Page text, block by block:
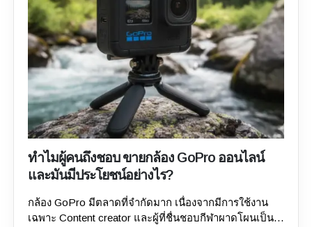
เก่ายเช่น ราคาเท่าไหร่ มีอุปกรณ์เสริมที่จำเป็นครบถ้วน
หรือไม่ และข้อกังวลอื่นๆ ที่เกี่ยวข้อง ไม่ว่าคุณจะชอบขาย
กับมืออาชีพหรือขายแบบส่วนตัว บทความนี้จะช่วยให้คุณ
คลายข้อสงสัยที่คุณและผู้ซื้ออาจมี!คำถามที่ผู้ซื้อถามเมื่อ
ซื้อกล้องมือสองจากผู้ขาย ต่อไปนี้เป็นคำถามสำคัญบาง
ประการที่ผู้ซื้ออาจถามเมื่อซื้อกล้องมือสองจากร้านรับซื้อ
กล้องเก่าไม่ว่าจะเป็นออนไลน์หรือออฟไลน์Q1: การซื้อตัว
กล้องจากตลาดสีเทาเป็นเรื่องถูกต้องหรือไม่? นี่เป็นหนึ่งใน
คำถามที่พบบ่อยที่สุดที่ผู้ซื้อมักถามเมื่อค้นหาคำว่า "ขาย
ปลอดภัย คุณจำเป็นต้องซื้อตัวกล้องในทวีปของคุณเอง คุณ
สามารถรับส่วนลดเมื่อซื้อกล้องจากนอกเอเชีย แต่ศูนย์ซ่อม
จะซื้อมาใหม่ก็ตาม อย่างไรก็ตาม ยังไม่ชัดเจนว่าเหตุใดจึง
เกิดขึ้น แต่โดยพื้นฐานแล้วหมายความว่าคุณกำลังซื้อ
ทำไมผู้คนถึงชอบ ขายกล้อง GoPro ออนไลน์
และมันมีประโยชน์อย่างไร?
กล้อง GoPro มีตลาดที่จำกัดมาก เนื่องจากมีการใช้งาน
เฉพาะ Content creator และผู้ที่ชื่นชอบกีฬาผาดโผนเป็น